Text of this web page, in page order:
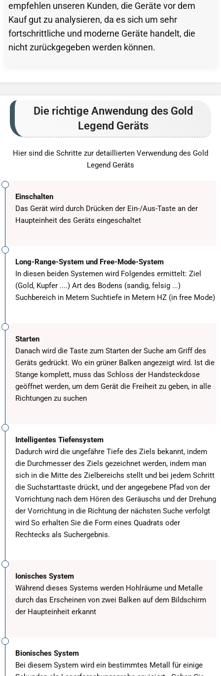
empfehlen unseren Kunden, die Geräte vor dem
Kauf gut zu analysieren, da es sich um sehr
fortschrittliche und moderne Geräte handelt, die
nicht zurückgegeben werden können.
Die richtige Anwendung des Gold
Legend Geräts
Hier sind die Schritte zur detaillierten Verwendung des Gold
Legend Geräts
Einschalten
Das Gerät wird durch Drücken der Ein-/Aus-Taste an der
Haupteinheit des Geräts eingeschaltet
Long-Range-System und Free-Mode-System
In diesen beiden Systemen wird Folgendes ermittelt: Ziel
(Gold, Kupfer ....) Art des Bodens (sandig, felsig ...)
Suchbereich in Metern Suchtiefe in Metern HZ (in free Mode)
Starten
Danach wird die Taste zum Starten der Suche am Griff des
Geräts gedrückt. Wo ein grüner Balken angezeigt wird. Ist die
Stange komplett, muss das Schloss der Handsteckdose
geöffnet werden, um dem Gerät die Freiheit zu geben, in alle
Richtungen zu suchen
Intelligentes Tiefensystem
Dadurch wird die ungefähre Tiefe des Ziels bekannt, indem
die Durchmesser des Ziels gezeichnet werden, indem man
sich in die Mitte des Zielbereichs stellt und bei jedem Schritt
die Suchstarttaste drückt, und der angegebene Pfad von der
Vorrichtung nach dem Hören des Geräuschs und der Drehung
der Vorrichtung in die Richtung der nächsten Suche verfolgt
wird So erhalten Sie die Form eines Quadrats oder
Rechtecks als Suchergebnis.
Ionisches System
Während dieses Systems werden Hohlräume und Metalle
durch das Erscheinen von zwei Balken auf dem Bildschirm
der Haupteinheit erkannt
Bionisches System
Bei diesem System wird ein bestimmtes Metall für einige